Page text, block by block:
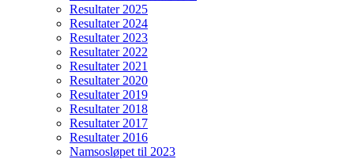
Resultater 2025
Resultater 2024
Resultater 2023
Resultater 2022
Resultater 2021
Resultater 2020
Resultater 2019
Resultater 2018
Resultater 2017
Resultater 2016
Namsosløpet til 2023